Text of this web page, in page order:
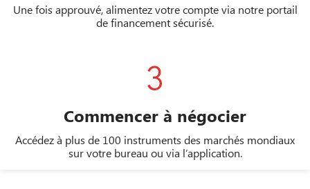
Une fois approuvé, alimentez votre compte via notre portail
de financement sécurisé.
3
Commencer à négocier
Accédez à plus de 100 instruments des marchés mondiaux
sur votre bureau ou via l’application.